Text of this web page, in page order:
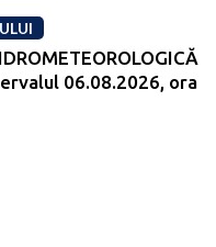
06.08.2026, ora